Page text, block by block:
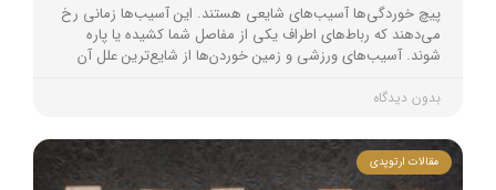
پیچ خوردگی‌ها آسیب‌های شایعی هستند. این آسیب‌ها زمانی رخ
می‌دهند که رباط‌های اطراف یکی از مفاصل شما کشیده یا پاره
شوند. آسیب‌های ورزشی و زمین خوردن‌ها از شایع‌ترین علل آن
بدون دیدگاه
مقالات ارتوپدی